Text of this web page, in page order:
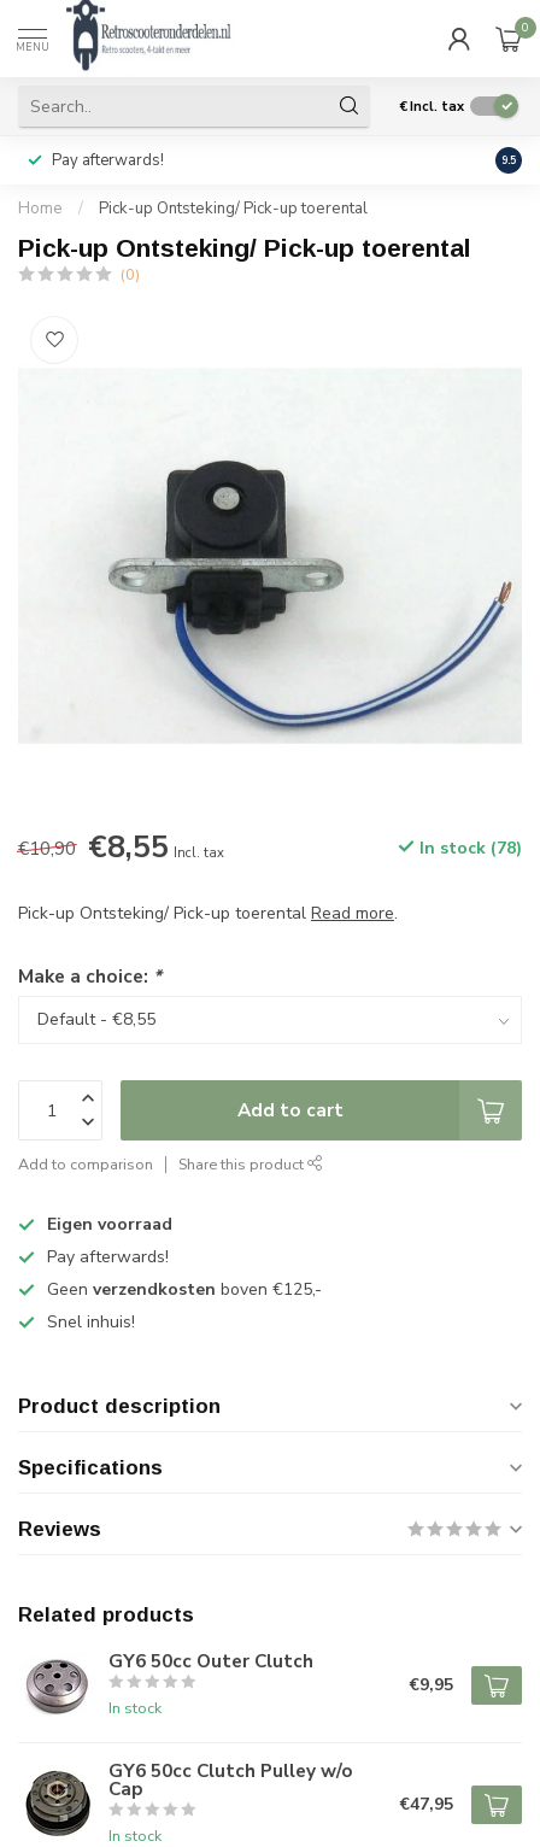
MENU
0
€Incl. tax
Pay afterwards! Geen
9.5
Home / Pick-up Ontsteking/ Pick-up toerental
Pick-up Ontsteking/ Pick-up toerental
(0)
€10,90 €8,55 Incl. tax In stock (78)
Pick-up Ontsteking/ Pick-up toerental Read more.
Make a choice: *
Add to cart
Add to comparison Share this product
Eigen voorraad
Pay afterwards!
Geen verzendkosten boven €125,-
Snel inhuis!
Product description
Specifications
Reviews
Related products
GY6 50cc Outer Clutch
In stock
€9,95
GY6 50cc Clutch Pulley w/o
Cap
In stock
€47,95